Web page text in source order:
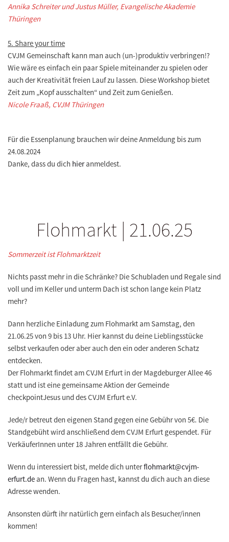
Annika Schreiter und Justus Müller, Evangelische Akademie
Thüringen
5. Share your time
CVJM Gemeinschaft kann man auch (un-)produktiv verbringen!?
Wie wäre es einfach ein paar Spiele miteinander zu spielen oder
auch der Kreativität freien Lauf zu lassen. Diese Workshop bietet
Zeit zum „Kopf ausschalten“ und Zeit zum Genießen.
Nicole Fraaß, CVJM Thüringen
Für die Essenplanung brauchen wir deine Anmeldung bis zum
24.08.2024
Danke, dass du dich hieranmeldest.
Flohmarkt | 21.06.25
Sommerzeit ist Flohmarktzeit
Nichts passt mehr in die Schränke? Die Schubladen und Regale sind
voll und im Keller und unterm Dach ist schon lange kein Platz
mehr?
Dann herzliche Einladung zum Flohmarkt am Samstag, den
21.06.25 von 9 bis 13 Uhr. Hier kannst du deine Lieblingsstücke
selbst verkaufen oder aber auch den ein oder anderen Schatz
entdecken.
Der Flohmarkt findet am CVJM Erfurt in der Magdeburger Allee 46
statt und ist eine gemeinsame Aktion der Gemeinde
checkpointJesus und des CVJM Erfurt e.V.
Jede/r betreut den eigenen Stand gegen eine Gebühr von 5€. Die
Standgebüht wird anschließend dem CVJM Erfurt gespendet. Für
VerkäuferInnen unter 18 Jahren entfällt die Gebühr.
Wenn du interessiert bist, melde dich unterflohmarkt@cvjm-
erfurt.de an. Wenn du Fragen hast, kannst du dich auch an diese
Adresse wenden.
Ansonsten dürft ihr natürlich gern einfach als Besucher/innen
kommen!